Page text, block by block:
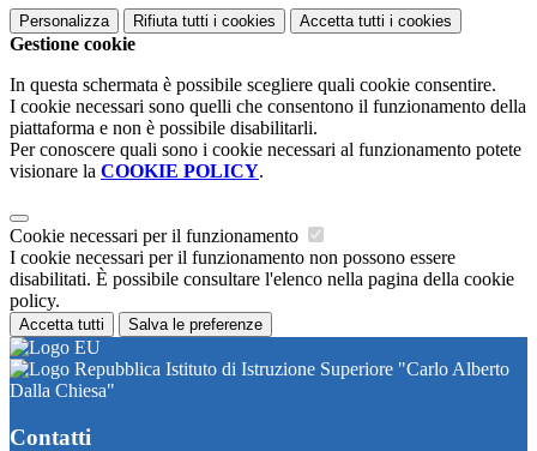
Personalizza Rifiuta tutti i cookies Accetta tutti i cookies
Gestione cookie
In questa schermata è possibile scegliere quali cookie consentire.
I cookie necessari sono quelli che consentono il funzionamento della
piattaforma e non è possibile disabilitarli.
Per conoscere quali sono i cookie necessari al funzionamento potete
visionare la COOKIE POLICY.
Cookie necessari per il funzionamento
I cookie necessari per il funzionamento non possono essere
disabilitati. È possibile consultare l'elenco nella pagina della cookie
policy.
Accetta tutti Salva le preferenze
Istituto di Istruzione Superiore "Carlo Alberto
Dalla Chiesa"
Contatti